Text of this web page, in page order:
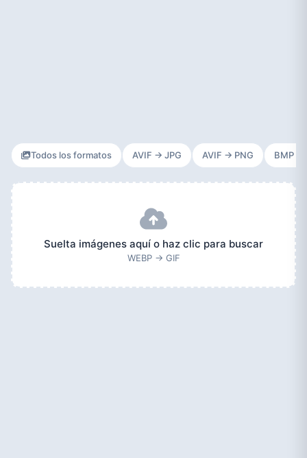
Todos los formatos AVIF → JPG AVIF → PNG BMP →
Suelta imágenes aquí o haz clic para buscar
WEBP → GIF